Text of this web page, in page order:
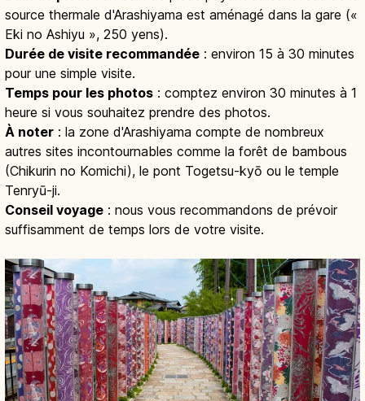
source thermale d'Arashiyama est aménagé dans la gare («
Eki no Ashiyu », 250 yens).
Durée de visite recommandée : environ 15 à 30 minutes
pour une simple visite.
Temps pour les photos : comptez environ 30 minutes à 1
heure si vous souhaitez prendre des photos.
À noter : la zone d'Arashiyama compte de nombreux
autres sites incontournables comme la forêt de bambous
(Chikurin no Komichi), le pont Togetsu-kyō ou le temple
Tenryū-ji.
Conseil voyage : nous vous recommandons de prévoir
suffisamment de temps lors de votre visite.